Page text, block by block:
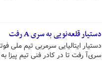
دستیار قلعه‌نویی به سری‌ A رفت
دستیار ایتالیایی سرمربی تیم ملی
سری‌آ رفت تا در کادر فنی تیم پیزا به